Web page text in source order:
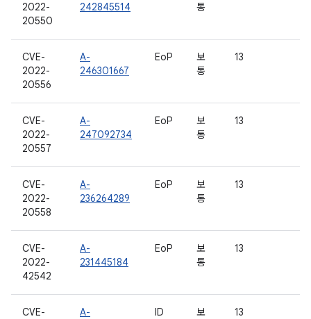
2022-
20550
242845514
통
CVE-
2022-
20556
A-
246301667
EoP
보
통
13
CVE-
2022-
20557
A-
247092734
EoP
보
통
13
CVE-
2022-
20558
A-
236264289
EoP
보
통
13
CVE-
2022-
42542
A-
231445184
EoP
보
통
13
CVE-
A-
ID
보
13